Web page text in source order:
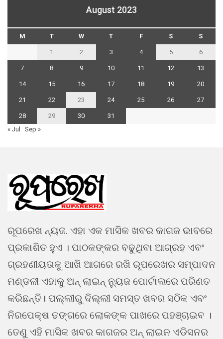
August 2023
M T W T F S S
1 2 3 4 5 6
7 8 9 10 11 12 13
14 15 16 17 18 19 20
21 22 23 24 25 26 27
28 29 30
31
« Jul
Sep »
ରୂପରେଖ ନ୍ୟଜ. ଏହା ଏକ ମାସିକ ଖବର କାଗଜ ଭାବରେ
ପ୍ରକାଶିତ ହୁଏ । ପାଠକଙ୍କର ବଢୁଥିବା ଆଗ୍ରହ ଏବଂ
ଗ୍ରହଣୀୟତାକୁ ଆଖି ଆଗରେ ରଖି ରୂପରେଖର ସମ୍ପାଦନ
ମଣ୍ଡଳୀ ଏହାକୁ ଅନ୍ ଲାଇନ୍ ନ୍ୟୁଜ ପୋର୍ଟାଲରେ ପରିଣତ
କରିଛନ୍ତି। ପଲ୍ଲୀରୁ ଦିଲ୍ଲୀ ସମସ୍ତ ଖବର ସଠିକ ଏବଂ
ନିରପେକ୍ଷ ଢଙ୍ଗରେ ଲୋକଙ୍କ ପାଖରେ ପହଞ୍ଚାଇବ ।
ତେଣୁ ଏହି ମାସିକ ଖବର କାଗଜର ଅନ୍ ଲାଇନ ଏଡିସନର